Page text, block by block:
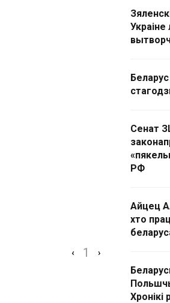
‹ 1 ›
Украіне
Сенат
РФ
Айцец
хто
Хронікі